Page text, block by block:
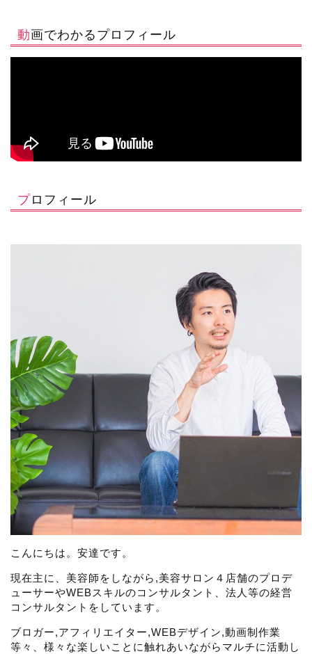
動画でわかるプロフィール
プロフィール
こんにちは。安達です。
現在主に、美容師をしながら,美容サロン４店舗のプロデ
ューサーやWEBスキルのコンサルタント、法人等の経営
コンサルタントをしています。
ブロガー,アフィリエイター,WEBデザイン,動画制作業
等々、様々な楽しいことに触れあいながらマルチに活動し